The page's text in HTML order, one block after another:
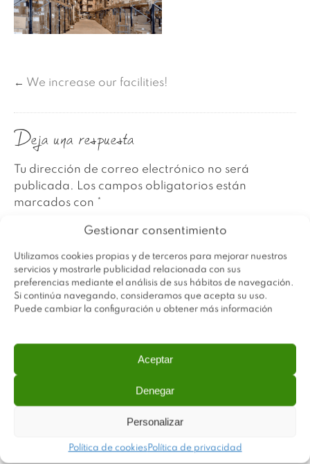
Gestionar consentimiento
Utilizamos cookies propias y de terceros para mejorar nuestros
servicios y mostrarle publicidad relacionada con sus
preferencias mediante el análisis de sus hábitos de navegación.
Si continúa navegando, consideramos que acepta su uso.
Puede cambiar la configuración u obtener más información
Aceptar
Denegar
Personalizar
Política de cookiesPolítica de privacidad
← We increase our facilities!
Deja una respuesta
Tu dirección de correo electrónico no será
publicada. Los campos obligatorios están
marcados con *